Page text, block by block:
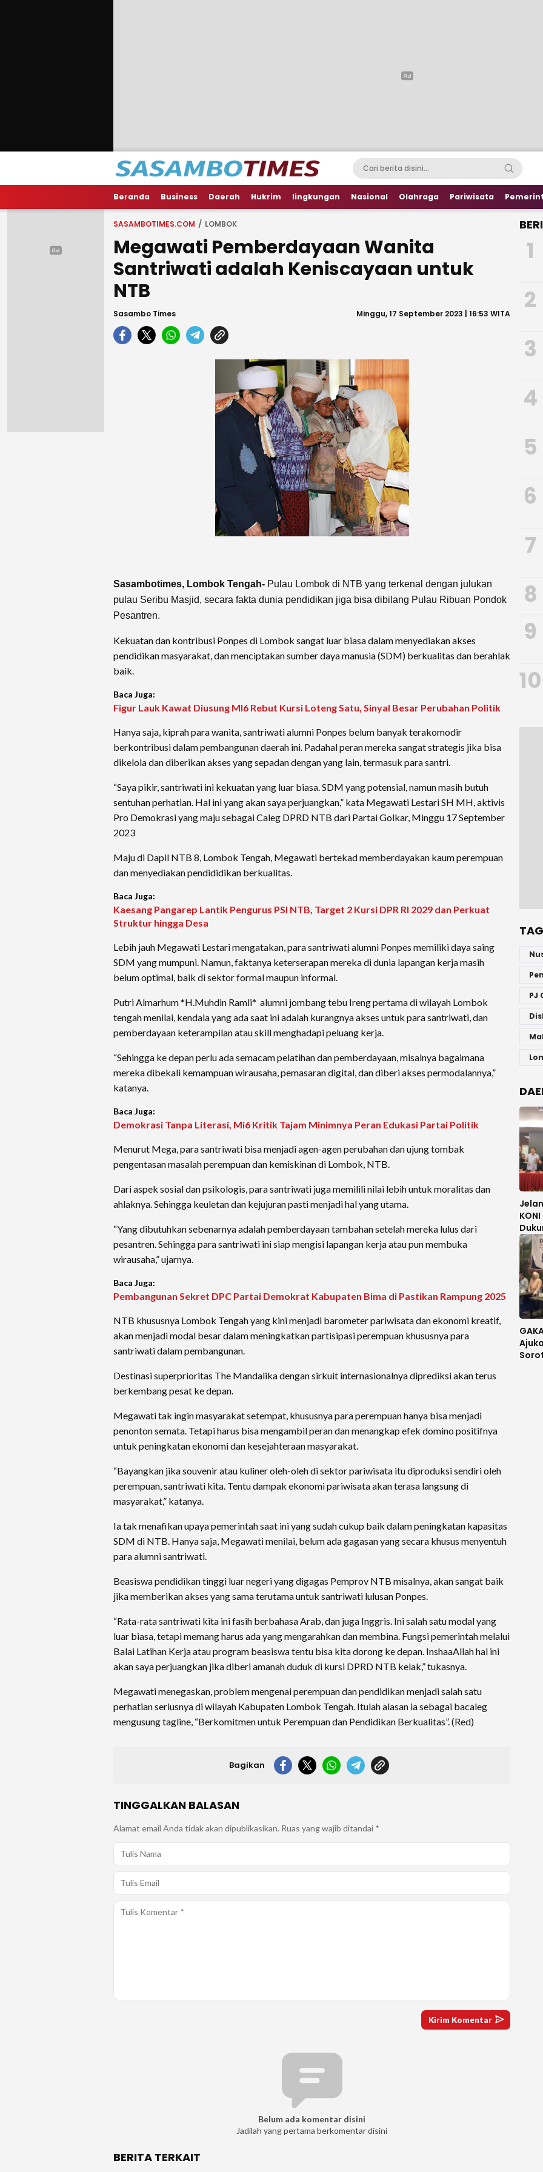
Beranda Business Daerah Hukrim lingkungan Nasional Olahraga Pariwisata
SASAMBOTIMES.COM LOMBOK
Megawati Pemberdayaan Wanita
Santriwati adalah Keniscayaan untuk
NTB
Sasambo Times Minggu, 17 September 2023 | 16:53 WITA
Sasambotimes, Lombok Tengah- Pulau Lombok di NTB yang terkenal dengan julukan
pulau Seribu Masjid, secara fakta dunia pendidikan jiga bisa dibilang Pulau Ribuan Pondok
Pesantren.
Kekuatan dan kontribusi Ponpes di Lombok sangat luar biasa dalam menyediakan akses
pendidikan masyarakat, dan menciptakan sumber daya manusia (SDM) berkualitas dan berahlak
baik.
Baca Juga:
Figur Lauk Kawat Diusung MI6 Rebut Kursi Loteng Satu, Sinyal Besar Perubahan Politik
Hanya saja, kiprah para wanita, santriwati alumni Ponpes belum banyak terakomodir
berkontribusi dalam pembangunan daerah ini. Padahal peran mereka sangat strategis jika bisa
dikelola dan diberikan akses yang sepadan dengan yang lain, termasuk para santri.
“Saya pikir, santriwati ini kekuatan yang luar biasa. SDM yang potensial, namun masih butuh
sentuhan perhatian. Hal ini yang akan saya perjuangkan,” kata Megawati Lestari SH MH, aktivis
Pro Demokrasi yang maju sebagai Caleg DPRD NTB dari Partai Golkar, Minggu 17 September
2023
Maju di Dapil NTB 8, Lombok Tengah, Megawati bertekad memberdayakan kaum perempuan
dan menyediakan pendididikan berkualitas.
Baca Juga:
Kaesang Pangarep Lantik Pengurus PSI NTB, Target 2 Kursi DPR RI 2029 dan Perkuat
Struktur hingga Desa
Lebih jauh Megawati Lestari mengatakan, para santriwati alumni Ponpes memiliki daya saing
SDM yang mumpuni. Namun, faktanya keterserapan mereka di dunia lapangan kerja masih
belum optimal, baik di sektor formal maupun informal.
Putri Almarhum *H.Muhdin Ramli* alumni jombang tebu Ireng pertama di wilayah Lombok
tengah menilai, kendala yang ada saat ini adalah kurangnya akses untuk para santriwati, dan
pemberdayaan keterampilan atau skill menghadapi peluang kerja.
“Sehingga ke depan perlu ada semacam pelatihan dan pemberdayaan, misalnya bagaimana
mereka dibekali kemampuan wirausaha, pemasaran digital, dan diberi akses permodalannya,”
katanya.
Baca Juga:
Demokrasi Tanpa Literasi, Mi6 Kritik Tajam Minimnya Peran Edukasi Partai Politik
Menurut Mega, para santriwati bisa menjadi agen-agen perubahan dan ujung tombak
pengentasan masalah perempuan dan kemiskinan di Lombok, NTB.
Dari aspek sosial dan psikologis, para santriwati juga memilili nilai lebih untuk moralitas dan
ahlaknya. Sehingga keuletan dan kejujuran pasti menjadi hal yang utama.
“Yang dibutuhkan sebenarnya adalah pemberdayaan tambahan setelah mereka lulus dari
pesantren. Sehingga para santriwati ini siap mengisi lapangan kerja atau pun membuka
wirausaha,” ujarnya.
Baca Juga:
Pembangunan Sekret DPC Partai Demokrat Kabupaten Bima di Pastikan Rampung 2025
NTB khususnya Lombok Tengah yang kini menjadi barometer pariwisata dan ekonomi kreatif,
akan menjadi modal besar dalam meningkatkan partisipasi perempuan khususnya para
santriwati dalam pembangunan.
Destinasi superprioritas The Mandalika dengan sirkuit internasionalnya diprediksi akan terus
berkembang pesat ke depan.
Megawati tak ingin masyarakat setempat, khususnya para perempuan hanya bisa menjadi
penonton semata. Tetapi harus bisa mengambil peran dan menangkap efek domino positifnya
untuk peningkatan ekonomi dan kesejahteraan masyarakat.
“Bayangkan jika souvenir atau kuliner oleh-oleh di sektor pariwisata itu diproduksi sendiri oleh
perempuan, santriwati kita. Tentu dampak ekonomi pariwisata akan terasa langsung di
masyarakat,” katanya.
Ia tak menafikan upaya pemerintah saat ini yang sudah cukup baik dalam peningkatan kapasitas
SDM di NTB. Hanya saja, Megawati menilai, belum ada gagasan yang secara khusus menyentuh
para alumni santriwati.
Beasiswa pendidikan tinggi luar negeri yang digagas Pemprov NTB misalnya, akan sangat baik
jika memberikan akses yang sama terutama untuk santriwati lulusan Ponpes.
“Rata-rata santriwati kita ini fasih berbahasa Arab, dan juga Inggris. Ini salah satu modal yang
luar biasa, tetapi memang harus ada yang mengarahkan dan membina. Fungsi pemerintah melalui
Balai Latihan Kerja atau program beasiswa tentu bisa kita dorong ke depan. InshaaAllah hal ini
akan saya perjuangkan jika diberi amanah duduk di kursi DPRD NTB kelak,” tukasnya.
Megawati menegaskan, problem mengenai perempuan dan pendidikan menjadi salah satu
perhatian seriusnya di wilayah Kabupaten Lombok Tengah. Itulah alasan ia sebagai bacaleg
mengusung tagline, “Berkomitmen untuk Perempuan dan Pendidikan Berkualitas”. (Red)
Bagikan
TINGGALKAN BALASAN
Alamat email Anda tidak akan dipublikasikan. Ruas yang wajib ditandai *
Belum ada komentar disini
Jadilah yang pertama berkomentar disini
BERITA TERKAIT
1
2
3
4
5
6
7
8
9
10
PJ
KONI
Mori